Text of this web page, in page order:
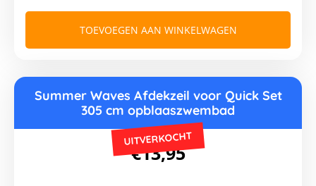
TOEVOEGEN AAN WINKELWAGEN
Summer Waves Afdekzeil voor Quick Set
305 cm opblaaszwembad
€13,95
UITVERKOCHT